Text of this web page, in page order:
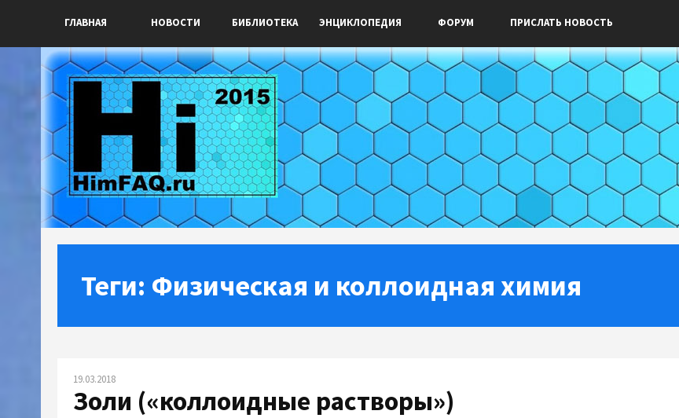
ГЛАВНАЯ НОВОСТИ БИБЛИОТЕКА ЭНЦИКЛОПЕДИЯ ФОРУМ ПРИСЛАТЬ НОВОСТЬ
Теги: Физическая и коллоидная химия
19.03.2018
Золи («коллоидные растворы»)